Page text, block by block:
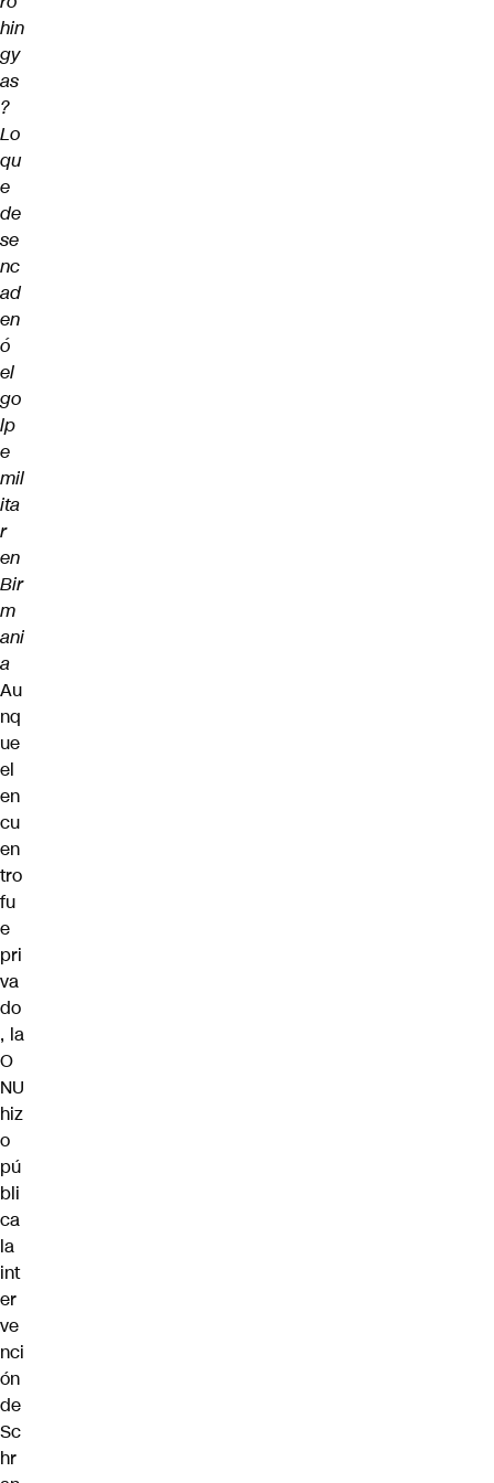
hin
gy
as
?
Lo
qu
e
de
se
nc
ad
en
ó
el
go
lp
e
mil
ita
r
en
Bir
m
ani
a
Au
nq
ue
el
en
cu
en
tro
fu
e
pri
va
do
, la
O
NU
hiz
o
pú
bli
ca
la
int
er
ve
nci
ón
de
Sc
hr